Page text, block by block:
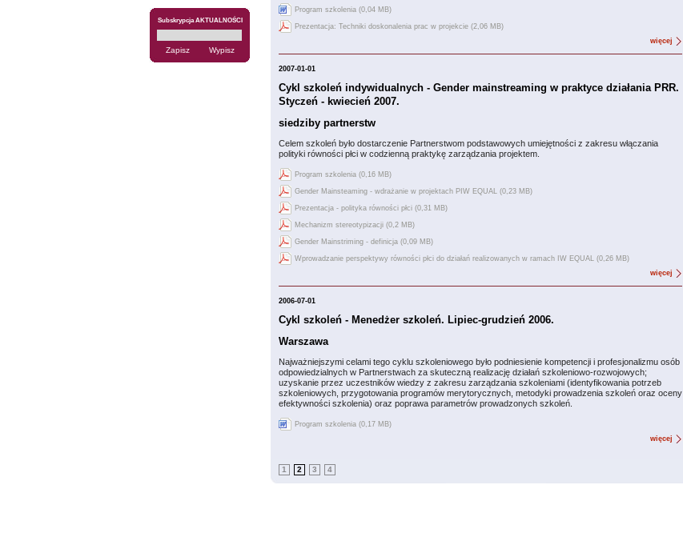
Subskrypcja AKTUALNOŚCI
Program szkolenia (0,04 MB)
Prezentacja: Techniki doskonalenia prac w projekcie (2,06 MB)
więcej
2007-01-01
Cykl szkoleń indywidualnych - Gender mainstreaming w praktyce działania PRR.
Styczeń - kwiecień 2007.
siedziby partnerstw
Celem szkoleń było dostarczenie Partnerstwom podstawowych umiejętności z zakresu włączania
polityki równości płci w codzienną praktykę zarządzania projektem.
Program szkolenia (0,16 MB)
Gender Mainsteaming - wdrażanie w projektach PIW EQUAL (0,23 MB)
Prezentacja - polityka równości płci (0,31 MB)
Mechanizm stereotypizacji (0,2 MB)
Gender Mainstriming - definicja (0,09 MB)
Wprowadzanie perspektywy równości płci do działań realizowanych w ramach IW EQUAL (0,26 MB)
więcej
2006-07-01
Cykl szkoleń - Menedżer szkoleń. Lipiec-grudzień 2006.
Warszawa
Najważniejszymi celami tego cyklu szkoleniowego było podniesienie kompetencji i profesjonalizmu osób
odpowiedzialnych w Partnerstwach za skuteczną realizację działań szkoleniowo-rozwojowych;
uzyskanie przez uczestników wiedzy z zakresu zarządzania szkoleniami (identyfikowania potrzeb
szkoleniowych, przygotowania programów merytorycznych, metodyki prowadzenia szkoleń oraz oceny
efektywności szkolenia) oraz poprawa parametrów prowadzonych szkoleń.
Program szkolenia (0,17 MB)
więcej
1 2 3 4